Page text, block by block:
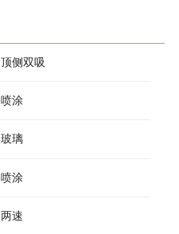
顶侧双吸
喷涂
玻璃
喷涂
两速